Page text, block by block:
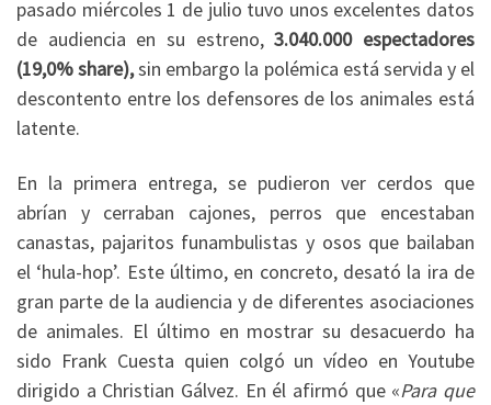
pasado miércoles 1 de julio tuvo unos excelentes datos
de audiencia en su estreno,3.040.000 espectadores
(19,0% share),sin embargo la polémica está servida y el
descontento entre los defensores de los animales está
latente.
En la primera entrega, se pudieron ver cerdos que
abrían y cerraban cajones, perros que encestaban
canastas, pajaritos funambulistas y osos que bailaban
el ‘hula-hop’. Este último, en concreto, desató la ira de
gran parte de la audiencia y de diferentes asociaciones
de animales. El último en mostrar su desacuerdo ha
sido Frank Cuesta quien colgó un vídeo en Youtube
dirigido a Christian Gálvez. En él afirmó que «Para que